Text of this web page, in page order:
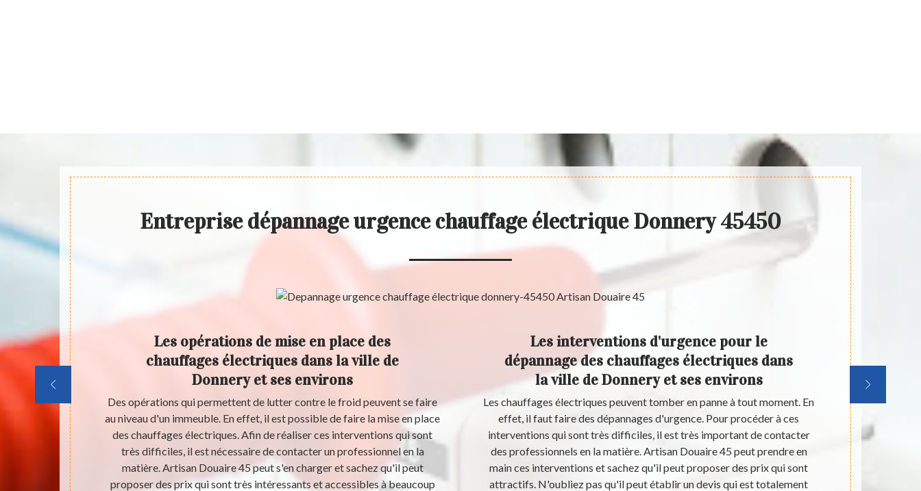
Entreprise dépannage urgence chauffage électrique Donnery 45450
Le
Les opérations de mise en place des
chauffages électriques dans la ville de
Donnery et ses environs
Des opérations qui permettent de lutter contre le froid peuvent se faire
au niveau d'un immeuble. En effet, il est possible de faire la mise en place
des chauffages électriques. Afin de réaliser ces interventions qui sont
très difficiles, il est nécessaire de contacter un professionnel en la
matière. Artisan Douaire 45 peut s'en charger et sachez qu'il peut
proposer des prix qui sont très intéressants et accessibles à beaucoup
Les interventions d'urgence pour le
dépannage des chauffages électriques dans
la ville de Donnery et ses environs
Les chauffages électriques peuvent tomber en panne à tout moment. En
effet, il faut faire des dépannages d'urgence. Pour procéder à ces
interventions qui sont très difficiles, il est très important de contacter
des professionnels en la matière. Artisan Douaire 45 peut prendre en
main ces interventions et sachez qu'il peut proposer des prix qui sont
attractifs. N'oubliez pas qu'il peut établir un devis qui est totalement
La
travaux